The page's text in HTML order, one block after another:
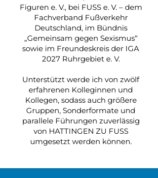
Figuren e. V., bei FUSS e. V. – dem
Fachverband Fußverkehr
Deutschland, im Bündnis
„Gemeinsam gegen Sexismus“
sowie im Freundeskreis der IGA
2027 Ruhrgebiet e. V.
Unterstützt werde ich von zwölf
erfahrenen Kolleginnen und
Kollegen, sodass auch größere
Gruppen, Sonderformate und
parallele Führungen zuverlässig
von HATTINGEN ZU FUSS
umgesetzt werden können.